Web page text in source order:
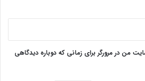
من در مرورگر برای زمانی که دوباره دیدگاهی